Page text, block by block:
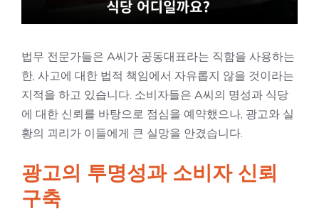
법무 전문가들은 A씨가 공동대표라는 직함을 사용하는
한, 사고에 대한 법적 책임에서 자유롭지 않을 것이라는
지적을 하고 있습니다. 소비자들은 A씨의 명성과 식당
에 대한 신뢰를 바탕으로 점심을 예약했으나, 광고와 실
황의 괴리가 이들에게 큰 실망을 안겼습니다.
광고의 투명성과 소비자 신뢰
구축